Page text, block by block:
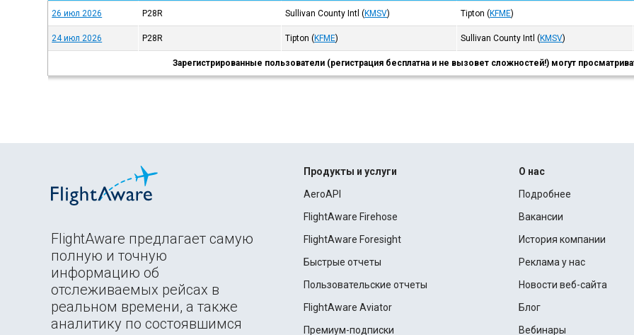
26 июл 2026 P28R Sullivan County Intl (KMSV) Tipton (KFME)
24 июл 2026 P28R Tipton (KFME) Sullivan County Intl (KMSV)
Зарегистрированные пользователи (регистрация бесплатна и не вызовет сложностей!) могут
FlightAware предлагает самую
полную и точную
информацию об
отслеживаемых рейсах в
реальном времени, а также
аналитику по состоявшимся
Продукты и услуги
AeroAPI
FlightAware Firehose
FlightAware Foresight
Быстрые отчеты
Пользовательские отчеты
FlightAware Aviator
Премиум-подписки
О нас
Подробнее
Вакансии
История компании
Реклама у нас
Новости веб-сайта
Блог
Вебинары